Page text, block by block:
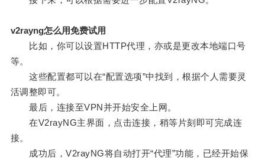
v2rayng怎么用免费试用
比如，你可以设置HTTP代理，亦或是更改本地端口号
等。
这些配置都可以在“配置选项”中找到，根据个人需要灵
活调整即可。
最后，连接至VPN并开始安全上网。
在V2rayNG主界面，点击连接，稍等片刻即可完成连
接。
成功后，V2rayNG将自动打开“代理”功能，已经开始保